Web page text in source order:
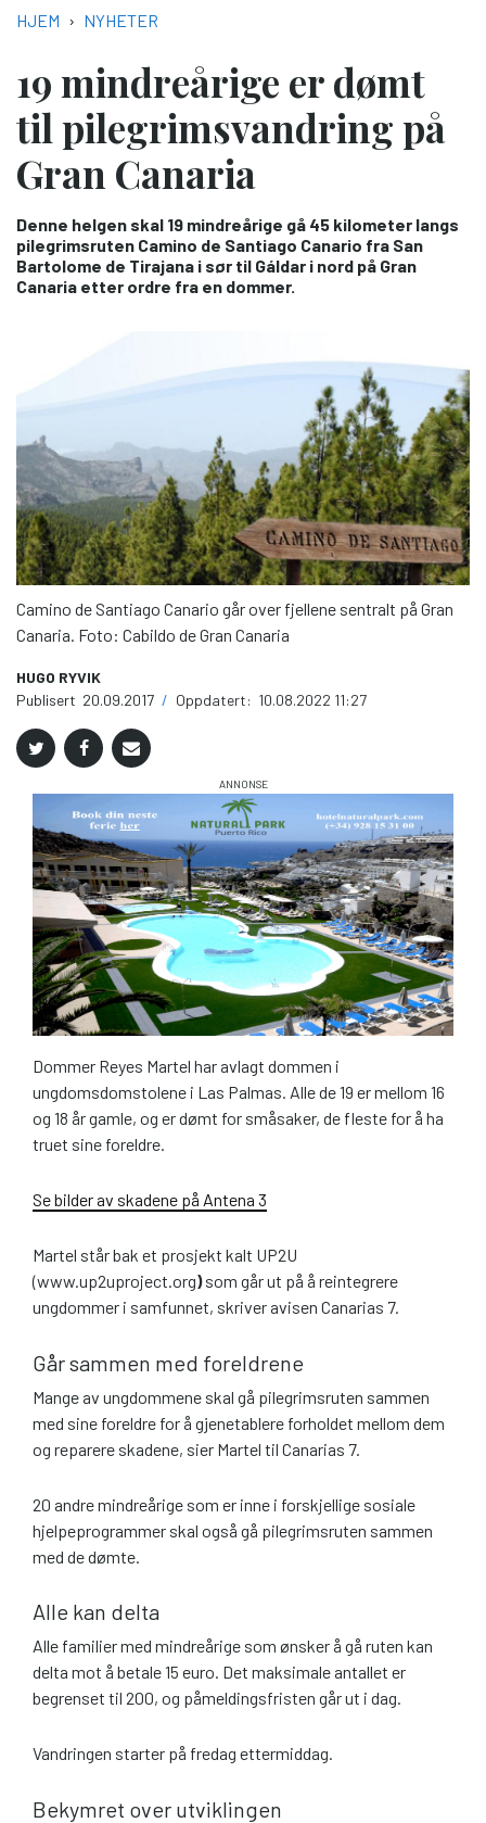
NAVIGASJONSSTI
HJEM NYHETER
19 mindreårige er dømt
til pilegrimsvandring på
Gran Canaria
Denne helgen skal 19 mindreårige gå 45 kilometer langs
pilegrimsruten Camino de Santiago Canario fra San
Bartolome de Tirajana i sør til Gáldar i nord på Gran
Canaria etter ordre fra en dommer.
Camino de Santiago Canario går over fjellene sentralt på Gran
Canaria. Foto: Cabildo de Gran Canaria
HUGO RYVIK
Publisert 20.09.2017 / Oppdatert: 10.08.2022 11:27
Dommer Reyes Martel har avlagt dommen i
ungdomsdomstolene i Las Palmas. Alle de 19 er mellom 16
og 18 år gamle, og er dømt for småsaker, de fleste for å ha
truet sine foreldre.
Se bilder av skadene på Antena 3
Martel står bak et prosjekt kalt UP2U
(www.up2uproject.org)som går ut på å reintegrere
ungdommer i samfunnet, skriver avisen Canarias 7.
Går sammen med foreldrene
Mange av ungdommene skal gå pilegrimsruten sammen
med sine foreldre for å gjenetablere forholdet mellom dem
og reparere skadene, sier Martel til Canarias 7.
20 andre mindreårige som er inne i forskjellige sosiale
hjelpeprogrammer skal også gå pilegrimsruten sammen
med de dømte.
Alle kan delta
Alle familier med mindreårige som ønsker å gå ruten kan
delta mot å betale 15 euro. Det maksimale antallet er
begrenset til 200, og påmeldingsfristen går ut i dag.
Vandringen starter på fredag ettermiddag.
Bekymret over utviklingen